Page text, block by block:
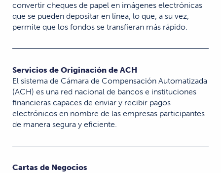
convertir cheques de papel en imágenes electrónicas
que se pueden depositar en línea, lo que, a su vez,
permite que los fondos se transfieran más rápido.
Servicios de Originación de ACH
El sistema de Cámara de Compensación Automatizada
(ACH) es una red nacional de bancos e instituciones
financieras capaces de enviar y recibir pagos
electrónicos en nombre de las empresas participantes
de manera segura y eficiente.
Cartas de Negocios